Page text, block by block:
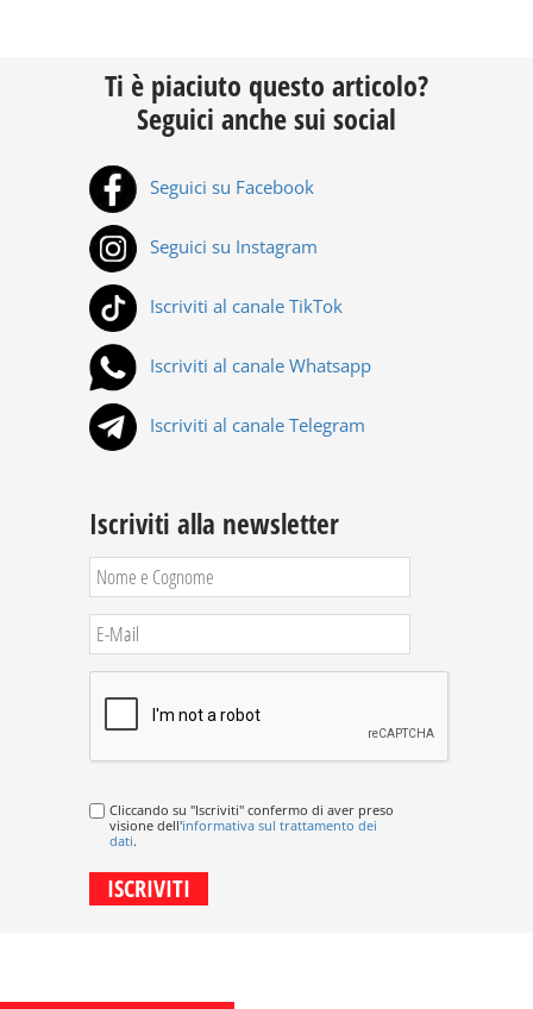
Ti è piaciuto questo articolo?
Seguici anche sui social
Seguici su Facebook
Seguici su Instagram
Iscriviti al canale TikTok
Iscriviti al canale Whatsapp
Iscriviti al canale Telegram
Iscriviti alla newsletter
Cliccando su "Iscriviti" confermo di aver preso
visione dell'informativa sul trattamento dei
dati.